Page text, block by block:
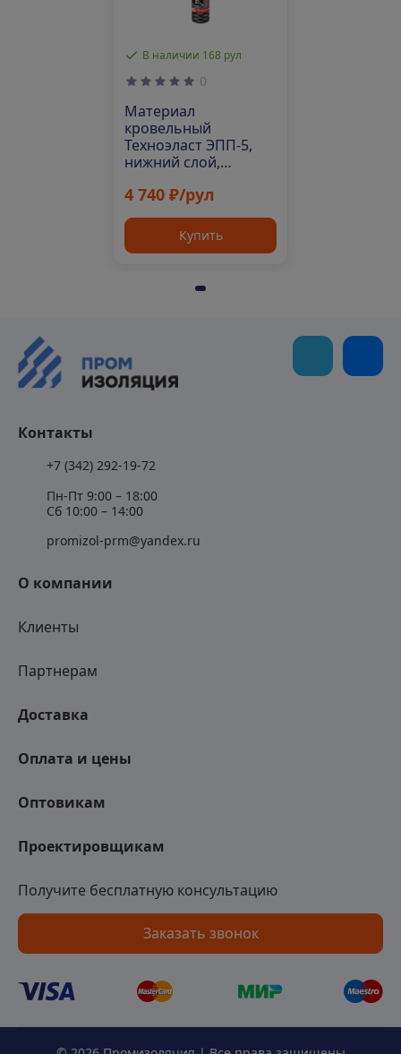
В наличии 168 рул
0
Материал
кровельный
Техноэласт ЭПП-5,
нижний слой,
4 740 ₽/рул
Купить
Получите бесплатную консультацию
Заказать звонок
О компании
Клиенты
Партнерам
Доставка
Оплата и цены
Оптовикам
Проектировщикам
Контакты
+7 (342) 292-19-72
Пн-Пт 9:00 – 18:00
Сб 10:00 – 14:00
promizol-prm@yandex.ru